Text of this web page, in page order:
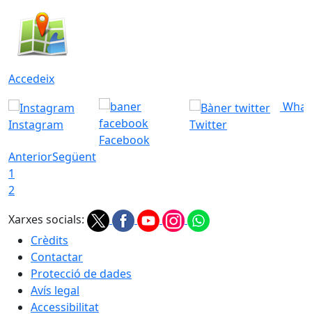
Accedeix
Instagram
Facebook
Twitter
AnteriorSegüent
1
2
Xarxes socials:
Crèdits
Contactar
Protecció de dades
Avís legal
Accessibilitat